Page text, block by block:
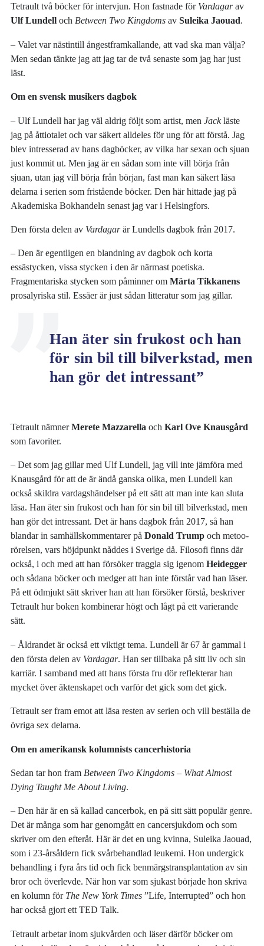
Tetrault två böcker för intervjun. Hon fastnade för Vardagarav
Ulf Lundell ochBetween Two Kingdoms avSuleika Jaouad.
– Valet var nästintill ångestframkallande, att vad ska man välja?
Men sedan tänkte jag att jag tar de två senaste som jag har just
läst.
Om en svensk musikers dagbok
– Ulf Lundell har jag väl aldrig följt som artist, menJackläste
jag på åttiotalet och var säkert alldeles för ung för att förstå. Jag
blev intresserad av hans dagböcker, av vilka har sexan och sjuan
just kommit ut. Men jag är en sådan som inte vill börja från
sjuan, utan jag vill börja från början, fast man kan säkert läsa
delarna i serien som fristående böcker. Den här hittade jag på
Akademiska Bokhandeln senast jag var i Helsingfors.
Den första delen av Vardagarär Lundells dagbok från 2017.
– Den är egentligen en blandning av dagbok och korta
essästycken, vissa stycken i den är närmast poetiska.
Fragmentariska stycken som påminner omMärta Tikkanens
prosalyriska stil. Essäer är just sådan litteratur som jag gillar.
Han äter sin frukost och han
för sin bil till bilverkstad, men
han gör det intressant”
Tetrault nämnerMerete Mazzarella ochKarl Ove Knausgård
som favoriter.
– Det som jag gillar med Ulf Lundell, jag vill inte jämföra med
Knausgård för att de är ändå ganska olika, men Lundell kan
också skildra vardagshändelser på ett sätt att man inte kan sluta
läsa. Han äter sin frukost och han för sin bil till bilverkstad, men
han gör det intressant. Det är hans dagbok från 2017, så han
blandar in samhällskommentarer påDonald Trump och metoo-
rörelsen, vars höjdpunkt nåddes i Sverige då. Filosofi finns där
också, i och med att han försöker traggla sig igenomHeidegger
och sådana böcker och medger att han inte förstår vad han läser.
På ett ödmjukt sätt skriver han att han försöker förstå, beskriver
Tetrault hur boken kombinerar högt och lågt på ett varierande
sätt.
– Åldrandet är också ett viktigt tema. Lundell är 67 år gammal i
den första delen av Vardagar. Han ser tillbaka på sitt liv och sin
karriär. I samband med att hans första fru dör reflekterar han
mycket över äktenskapet och varför det gick som det gick.
Tetrault ser fram emot att läsa resten av serien och vill beställa de
övriga sex delarna.
Om en amerikansk kolumnists cancerhistoria
Sedan tar hon framBetween Two Kingdoms – What Almost
Dying Taught Me About Living.
– Den här är en så kallad cancerbok, en på sitt sätt populär genre.
Det är många som har genomgått en cancersjukdom och som
skriver om den efteråt. Här är det en ung kvinna, Suleika Jaouad,
som i 23-årsåldern fick svårbehandlad leukemi. Hon undergick
behandling i fyra års tid och fick benmärgstransplantation av sin
bror och överlevde. När hon var som sjukast började hon skriva
en kolumn för The New York Times ”Life, Interrupted” och hon
har också gjort ett TED Talk.
Tetrault arbetar inom sjukvården och läser därför böcker om